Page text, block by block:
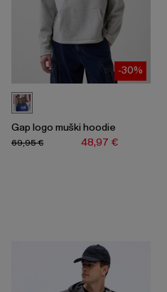
-30%
Gap logo muški hoodie
48,97 €
69,95 €